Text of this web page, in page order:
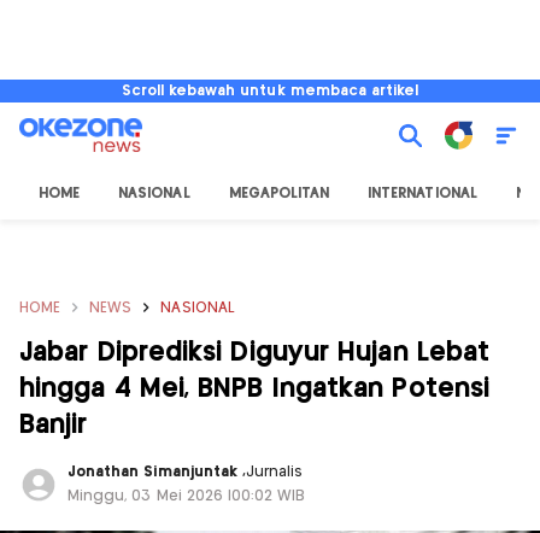
Scroll kebawah untuk membaca artikel
HOME NASIONAL MEGAPOLITAN INTERNATIONAL
HOME NEWS NASIONAL
Jabar Diprediksi Diguyur Hujan Lebat
hingga 4 Mei, BNPB Ingatkan Potensi
Banjir
Jonathan Simanjuntak,Jurnalis
Minggu, 03 Mei 2026 |00:02 WIB